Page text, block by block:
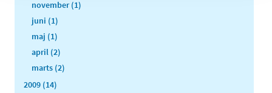
november (1)
juni (1)
maj (1)
april (2)
marts (2)
2009 (14)